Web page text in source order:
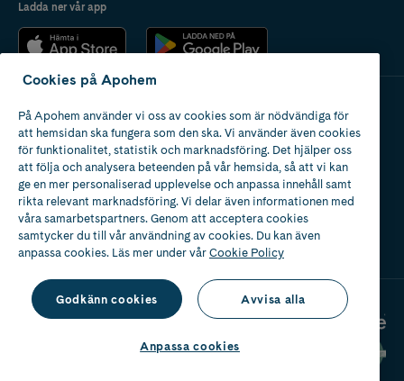
Ladda ner vår app
Apotek med tillstånd
av Läkemedelsverket
Cookies på Apohem
På Apohem använder vi oss av cookies som är nödvändiga för
att hemsidan ska fungera som den ska. Vi använder även cookies
för funktionalitet, statistik och marknadsföring. Det hjälper oss
att följa och analysera beteenden på vår hemsida, så att vi kan
ge en mer personaliserad upplevelse och anpassa innehåll samt
rikta relevant marknadsföring. Vi delar även informationen med
våra samarbetspartners. Genom att acceptera cookies
samtycker du till vår användning av cookies. Du kan även
anpassa cookies. Läs mer under vårCookie Policy
Godkänn cookies Avvisa alla
Anpassa cookies